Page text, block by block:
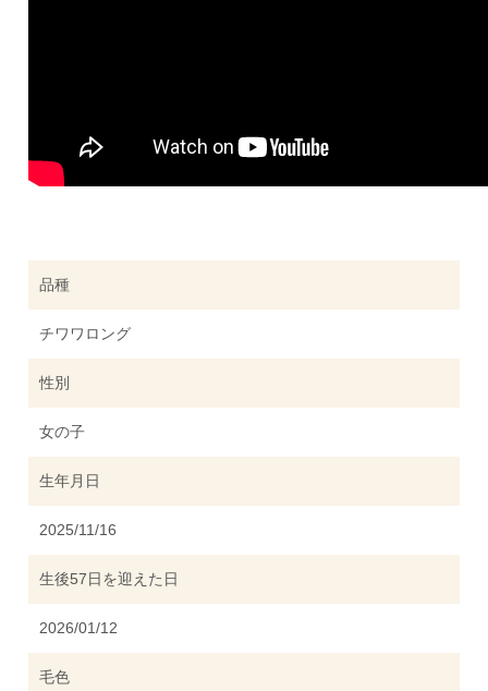
品種
チワワロング
性別
女の子
生年月日
2025/11/16
生後57日を迎えた日
2026/01/12
毛色